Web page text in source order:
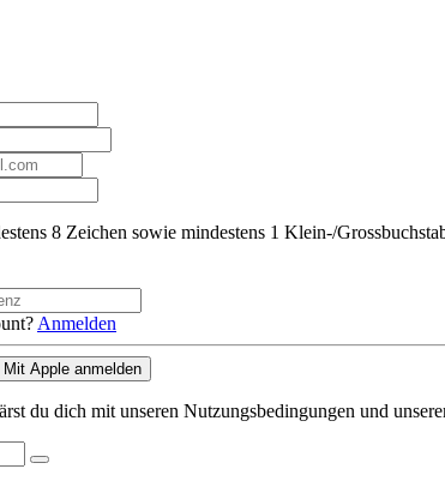
8 Zeichen sowie mindestens 1 Klein-/
Anmelden
Mit Apple anmelden
du dich mit unseren Nutzungsbedingungen und